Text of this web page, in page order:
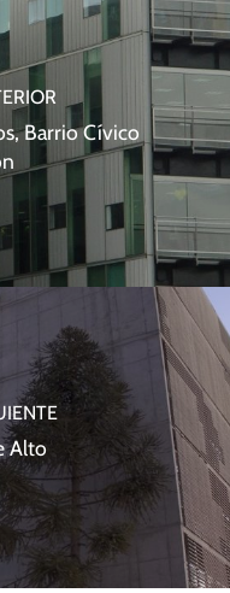
Barrio Cívico
Alto